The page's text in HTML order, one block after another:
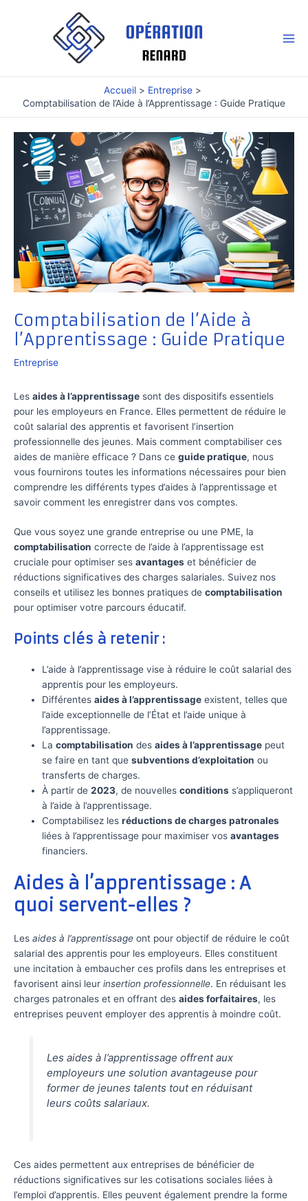
Accueil
Entreprise
Comptabilisation de l’Aide à l’Apprentissage : Guide Pratique
Comptabilisation de l’Aide à
l’Apprentissage : Guide Pratique
Entreprise
Les aides à l’apprentissage sont des dispositifs essentiels
pour les employeurs en France. Elles permettent de réduire le
coût salarial des apprentis et favorisent l’insertion
professionnelle des jeunes. Mais comment comptabiliser ces
aides de manière efficace ? Dans ce guide pratique, nous
vous fournirons toutes les informations nécessaires pour bien
comprendre les différents types d’aides à l’apprentissage et
savoir comment les enregistrer dans vos comptes.
Que vous soyez une grande entreprise ou une PME, la
comptabilisation correcte de l’aide à l’apprentissage est
cruciale pour optimiser ses avantages et bénéficier de
réductions significatives des charges salariales. Suivez nos
conseils et utilisez les bonnes pratiques de comptabilisation
pour optimiser votre parcours éducatif.
Points clés à retenir :
L’aide à l’apprentissage vise à réduire le coût salarial des
apprentis pour les employeurs.
Différentesaides à l’apprentissage existent, telles que
l’aide exceptionnelle de l’État et l’aide unique à
l’apprentissage.
Lacomptabilisation desaides à l’apprentissage peut
se faire en tant quesubventions d’exploitation ou
transferts de charges.
À partir de2023, de nouvellesconditions s’appliqueront
à l’aide à l’apprentissage.
Comptabilisez lesréductions de charges patronales
liées à l’apprentissage pour maximiser vosavantages
financiers.
Aides à l’apprentissage : A
quoi servent-elles ?
Les aides à l’apprentissage ont pour objectif de réduire le coût
salarial des apprentis pour les employeurs. Elles constituent
une incitation à embaucher ces profils dans les entreprises et
favorisent ainsi leur insertion professionnelle. En réduisant les
charges patronales et en offrant des aides forfaitaires, les
entreprises peuvent employer des apprentis à moindre coût.
Les aides à l’apprentissage offrent aux
employeurs une solution avantageuse pour
former de jeunes talents tout en réduisant
leurs coûts salariaux.
Ces aides permettent aux entreprises de bénéficier de
réductions significatives sur les cotisations sociales liées à
l’emploi d’apprentis. Elles peuvent également prendre la forme